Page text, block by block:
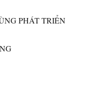
PHÁT TRIỂN